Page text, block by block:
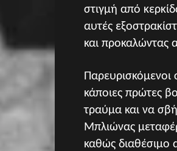
στιγμή από
αυτές
και προκαλώντας
κάποιες πρώτες
τραύμα και να
Μπλιώνας
καθώς διαθέσιμο